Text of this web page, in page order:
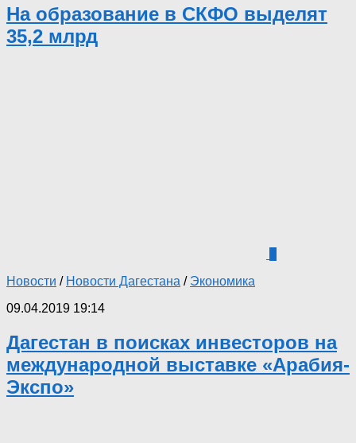
На образование в СКФО выделят
35,2 млрд
Новости / Новости Дагестана / Экономика
09.04.2019 19:14
Дагестан в поисках инвесторов на
международной выставке «Арабия-
Экспо»